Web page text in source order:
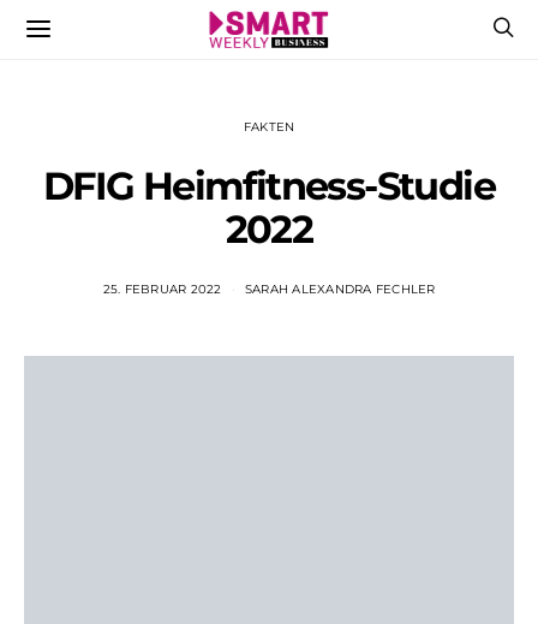
FAKTEN
DFIG Heimfitness-Studie
2022
25. FEBRUAR 2022 SARAH ALEXANDRA FECHLER